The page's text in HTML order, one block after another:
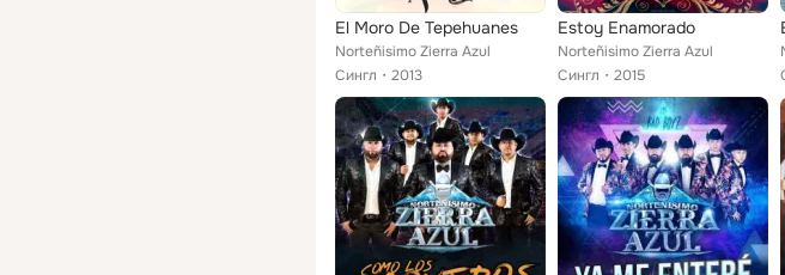
El Moro De Tepehuanes
Norteñisimo Zierra Azul
Сингл
2013
Estoy Enamorado
Norteñisimo Zierra Azul
Сингл
2015